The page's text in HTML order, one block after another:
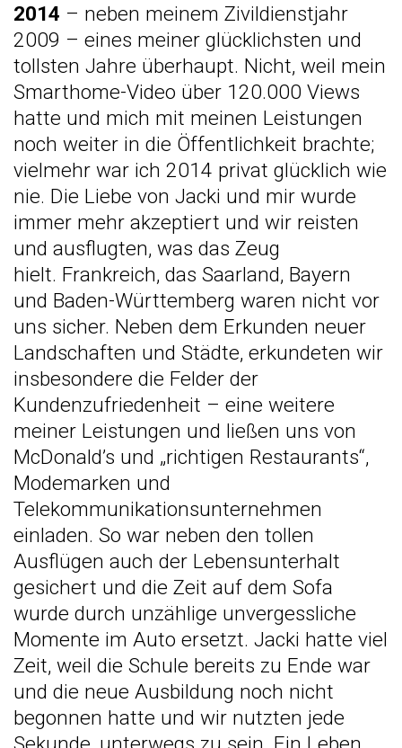
2014 – neben meinem Zivildienstjahr
2009 – eines meiner glücklichsten und
tollsten Jahre überhaupt. Nicht, weil mein
Smarthome-Video über 120.000 Views
hatte und mich mit meinen Leistungen
noch weiter in die Öffentlichkeit brachte;
vielmehr war ich 2014 privat glücklich wie
nie. Die Liebe von Jacki und mir wurde
immer mehr akzeptiert und wir reisten
und ausflugten, was das Zeug
hielt. Frankreich, das Saarland, Bayern
und Baden-Württemberg waren nicht vor
uns sicher. Neben dem Erkunden neuer
Landschaften und Städte, erkundeten wir
insbesondere die Felder der
Kundenzufriedenheit – eine weitere
meiner Leistungen und ließen uns von
McDonald’s und „richtigen Restaurants“,
Modemarken und
Telekommunikationsunternehmen
einladen. So war neben den tollen
Ausflügen auch der Lebensunterhalt
gesichert und die Zeit auf dem Sofa
wurde durch unzählige unvergessliche
Momente im Auto ersetzt. Jacki hatte viel
Zeit, weil die Schule bereits zu Ende war
und die neue Ausbildung noch nicht
begonnen hatte und wir nutzten jede